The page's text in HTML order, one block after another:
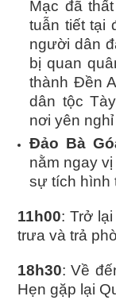
Mạc đã
tuẫn tiết tại
người dân
bị quan
thành Đền
dân tộc
nơi yên
Đảo Bà
nằm ngay
sự tích hình
11h00: Trở
trưa và trả
18h30: Về
Hẹn gặp lại